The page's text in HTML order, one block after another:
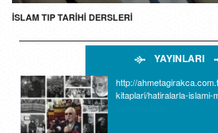
İSLAM TIP TARİHİ DERSLERİ
YAYINLARI
Yirminci asır kurtuluş
herkes ister istemez